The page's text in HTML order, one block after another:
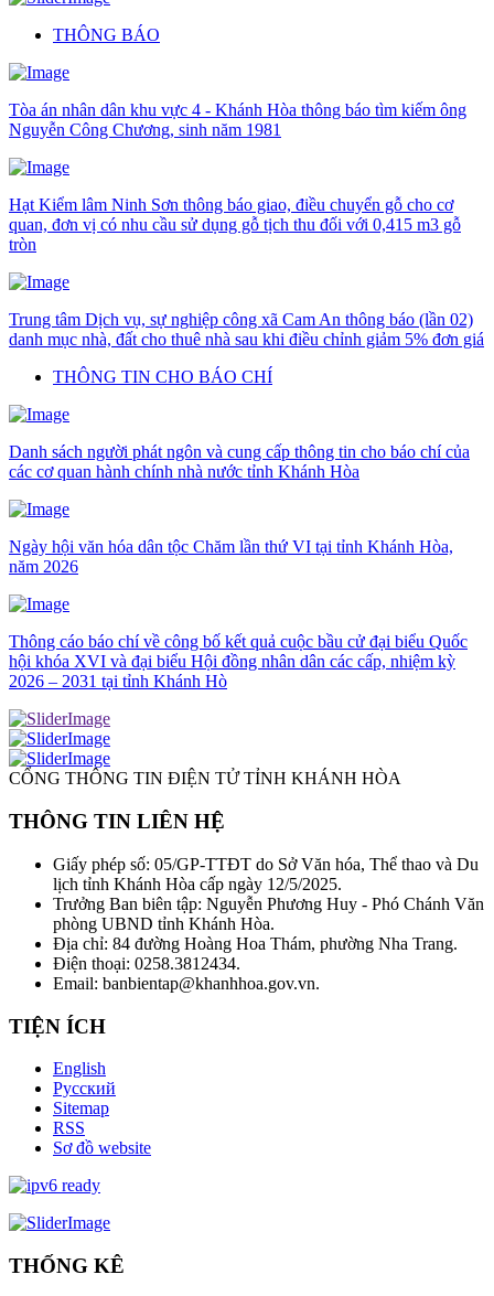
THÔNG BÁO
Tòa án nhân dân khu vực 4 - Khánh Hòa thông báo tìm kiếm ông
Nguyễn Công Chương, sinh năm 1981
Hạt Kiểm lâm Ninh Sơn thông báo giao, điều chuyển gỗ cho cơ
quan, đơn vị có nhu cầu sử dụng gỗ tịch thu đối với 0,415 m3 gỗ
tròn
Trung tâm Dịch vụ, sự nghiệp công xã Cam An thông báo (lần 02)
danh mục nhà, đất cho thuê nhà sau khi điều chỉnh giảm 5% đơn giá
THÔNG TIN CHO BÁO CHÍ
Danh sách người phát ngôn và cung cấp thông tin cho báo chí của
các cơ quan hành chính nhà nước tỉnh Khánh Hòa
Ngày hội văn hóa dân tộc Chăm lần thứ VI tại tỉnh Khánh Hòa,
năm 2026
Thông cáo báo chí về công bố kết quả cuộc bầu cử đại biểu Quốc
hội khóa XVI và đại biểu Hội đồng nhân dân các cấp, nhiệm kỳ
2026 – 2031 tại tỉnh Khánh Hò
CỔNG THÔNG TIN ĐIỆN TỬ TỈNH KHÁNH HÒA
THÔNG TIN LIÊN HỆ
Giấy phép số: 05/GP-TTĐT do Sở Văn hóa, Thể thao và Du
lịch tỉnh Khánh Hòa cấp ngày 12/5/2025.
Trưởng Ban biên tập: Nguyễn Phương Huy - Phó Chánh Văn
phòng UBND tỉnh Khánh Hòa.
Địa chỉ: 84 đường Hoàng Hoa Thám, phường Nha Trang.
Điện thoại: 0258.3812434.
Email: banbientap@khanhhoa.gov.vn.
TIỆN ÍCH
English
Русский
Sitemap
RSS
Sơ đồ website
THỐNG KÊ